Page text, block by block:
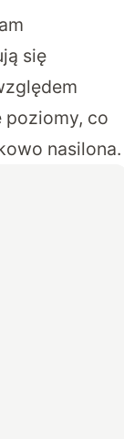
się
poziomy, co
nasilona.